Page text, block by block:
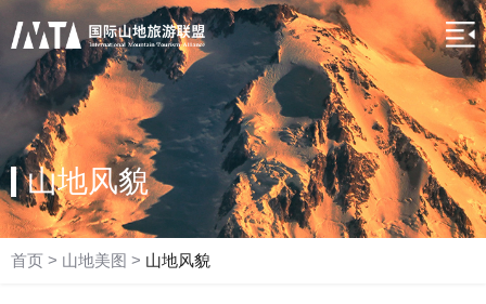
山地风貌
首页 > 山地美图 > 山地风貌